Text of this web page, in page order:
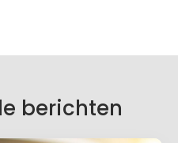
berichten